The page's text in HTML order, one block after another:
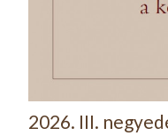
2026. III.